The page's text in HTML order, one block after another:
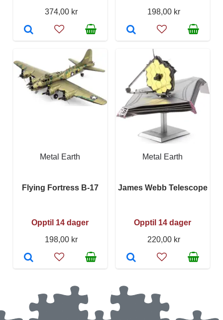
374,00 kr
198,00 kr
Metal Earth
Flying Fortress B-17
Opptil 14 dager
198,00 kr
Metal Earth
James Webb Telescope
Opptil 14 dager
220,00 kr